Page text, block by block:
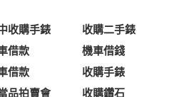
收購手錶
收購二手錶
借款
機車借錢
借款
收購手錶
品拍賣會 收購鑽石